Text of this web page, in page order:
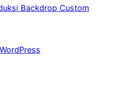
Backdrop Custom
WordPress